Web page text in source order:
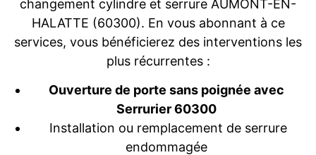
changement cylindre et serrure AUMONT-EN-
HALATTE (60300). En vous abonnant à ce
services, vous bénéficierez des interventions les
plus récurrentes :
Ouverture de porte sans poignée avec
Serrurier 60300
Installation ou remplacement de serrure
endommagée